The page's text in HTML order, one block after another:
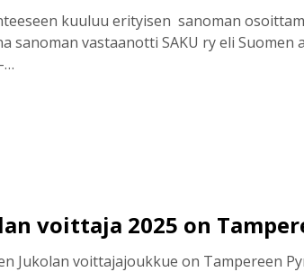
kuuluu erityisen sanoman
sanoman vastaanotti SAKU ry eli Suomen
…
voittaja 2025 on
Jukolan voittajajoukkue on Tampereen